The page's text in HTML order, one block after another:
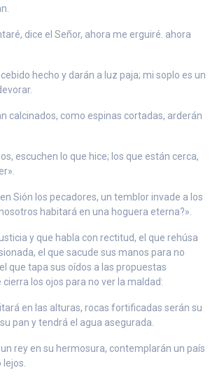
dice el Señor, ahora me erguiré. ahora
hecho y darán a luz paja; mi soplo es un
calcinados, como espinas cortadas, arderán
escuchen lo que hice; los que están cerca,
Sión los pecadores, un temblor invade a los
habitará en una hoguera eterna?».
y que habla con rectitud, el que rehúsa
el que sacude sus manos para no
que tapa sus oídos a las propuestas
los ojos para no ver la maldad:
en las alturas, rocas fortificadas serán su
pan y tendrá el agua asegurada.
rey en su hermosura, contemplarán un país